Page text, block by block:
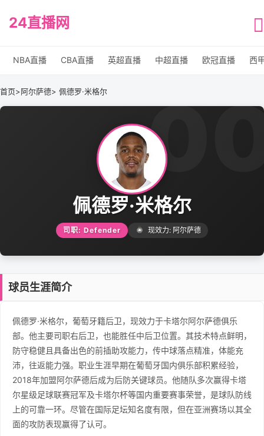
24直播网
NBA直播 CBA直播 英超直播 中超直播 欧冠直播 西
首页>阿尔萨德> 佩德罗·米格尔
佩德罗·米格尔
司职: Defender 现效力: 阿尔萨德
球员生涯简介
佩德罗·米格尔，葡萄牙籍后卫，现效力于卡塔尔阿尔萨德俱乐
部。他主要司职右后卫，也能胜任中后卫位置。其技术特点鲜明，
防守稳健且具备出色的前插助攻能力，传中球落点精准，体能充
沛，往返能力强。职业生涯早期在葡萄牙国内俱乐部积累经验，
2018年加盟阿尔萨德后成为后防关键球员。他随队多次赢得卡塔
尔星级足球联赛冠军及卡塔尔杯等国内重要赛事荣誉，是球队防线
上的可靠一环。尽管在国际足坛知名度有限，但在亚洲赛场以其全
面的攻防表现赢得了认可。